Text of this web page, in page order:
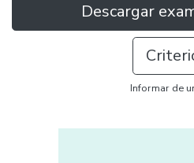
Descargar
Informar de